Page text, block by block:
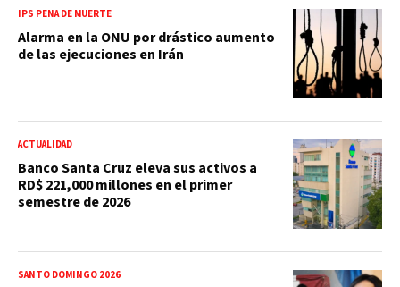
IPS PENA DE MUERTE
Alarma en la ONU por drástico aumento
de las ejecuciones en Irán
ACTUALIDAD
Banco Santa Cruz eleva sus activos a
RD$ 221,000 millones en el primer
semestre de 2026
SANTO DOMINGO 2026